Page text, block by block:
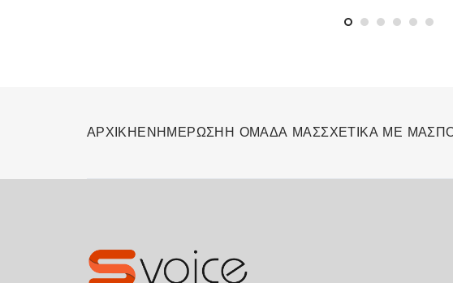
ΑΡΧΙΚΗΕΝΗΜΕΡΩΣΗΗ ΟΜΑΔΑ ΜΑΣΣΧΕΤΙΚΑ ΜΕ ΜΑΣ